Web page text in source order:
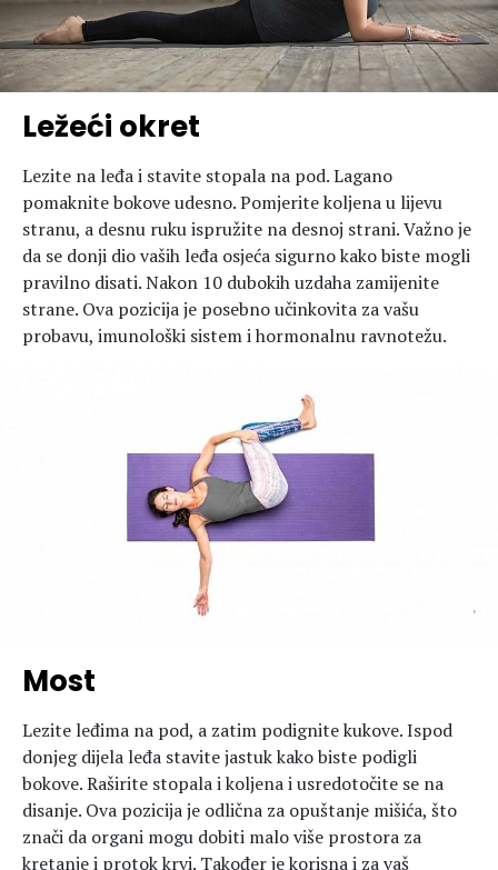
Ležeći okret
Lezite na leđa i stavite stopala na pod. Lagano
pomaknite bokove udesno. Pomjerite koljena u lijevu
stranu, a desnu ruku ispružite na desnoj strani. Važno je
da se donji dio vaših leđa osjeća sigurno kako biste mogli
pravilno disati. Nakon 10 dubokih uzdaha zamijenite
strane. Ova pozicija je posebno učinkovita za vašu
probavu, imunološki sistem i hormonalnu ravnotežu.
Most
Lezite leđima na pod, a zatim podignite kukove. Ispod
donjeg dijela leđa stavite jastuk kako biste podigli
bokove. Raširite stopala i koljena i usredotočite se na
disanje. Ova pozicija je odlična za opuštanje mišića, što
znači da organi mogu dobiti malo više prostora za
kretanje i protok krvi. Također je korisna i za vaš